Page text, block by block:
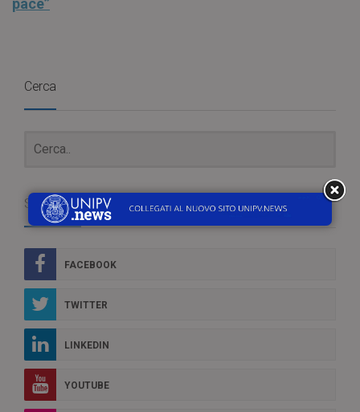
pace”
Cerca
Social Box
FACEBOOK
TWITTER
LINKEDIN
YOUTUBE